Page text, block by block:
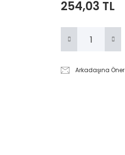
254,03 TL
Arkadaşına Öner